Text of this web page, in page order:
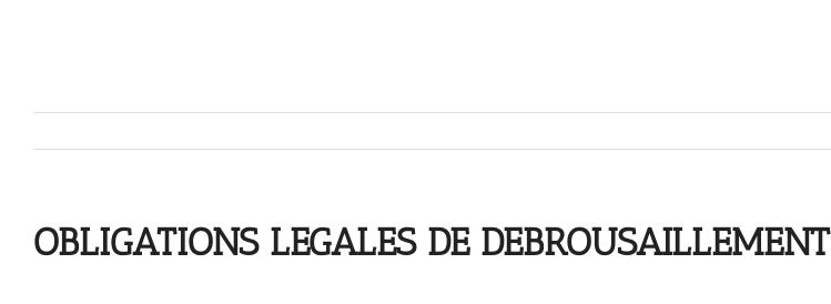
OBLIGATIONS LEGALES DE DEBROUSAILLEMENT